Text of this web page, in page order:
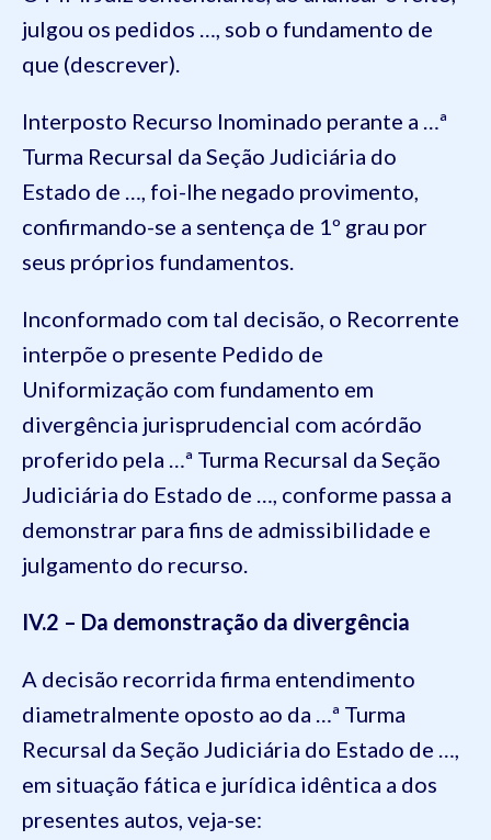
julgou os pedidos …, sob o fundamento de
que (descrever).
Interposto Recurso Inominado perante a …ª
Turma Recursal da Seção Judiciária do
Estado de …, foi-lhe negado provimento,
confirmando-se a sentença de 1º grau por
seus próprios fundamentos.
Inconformado com tal decisão, o Recorrente
interpõe o presente Pedido de
Uniformização com fundamento em
divergência jurisprudencial com acórdão
proferido pela …ª Turma Recursal da Seção
Judiciária do Estado de …, conforme passa a
demonstrar para fins de admissibilidade e
julgamento do recurso.
IV.2 – Da demonstração da divergência
A decisão recorrida firma entendimento
diametralmente oposto ao da …ª Turma
Recursal da Seção Judiciária do Estado de …,
em situação fática e jurídica idêntica a dos
presentes autos, veja-se: